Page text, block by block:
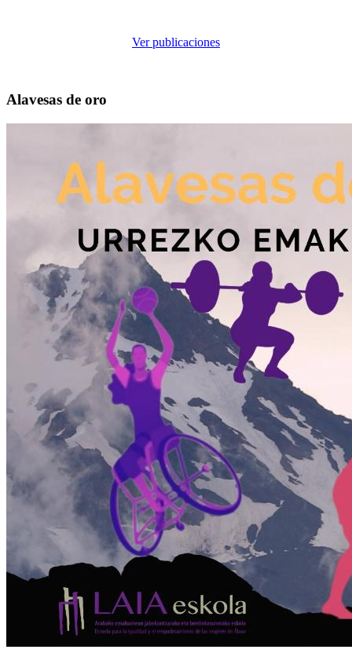
Ver publicaciones
Alavesas de oro